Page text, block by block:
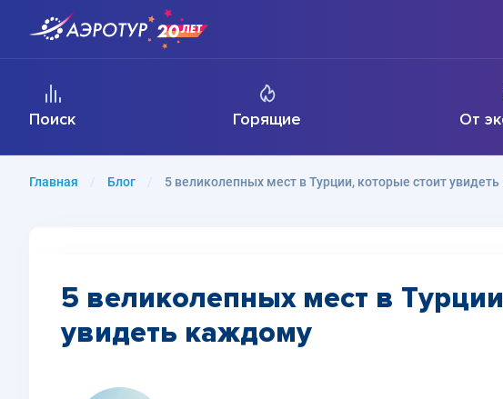
Поиск Горящие От
Главная Блог 5 великолепных мест в Турции, которые стоит
5 великолепных мест в
увидеть каждому